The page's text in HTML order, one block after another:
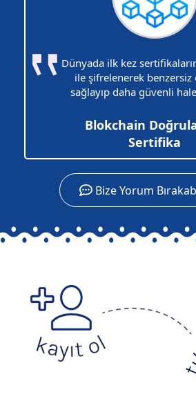
Dünyada ilk kez
ile şifrelenerek benzersiz
sağlayıp daha güvenli
Blokchain
Sertifika
Bize Yorum